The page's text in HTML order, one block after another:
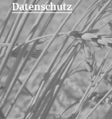
Datenschutz